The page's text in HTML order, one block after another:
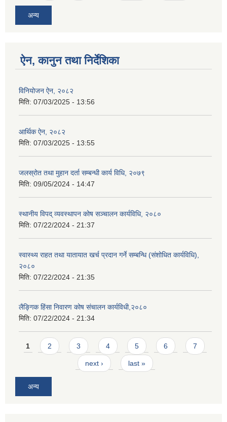
अन्य
ऐन, कानुन तथा निर्देशिका
विनियोजन ऐन, २०८२
मिति: 07/03/2025 - 13:56
आर्थिक ऐन, २०८२
मिति: 07/03/2025 - 13:55
जलस्रोत तथा मुहान दर्ता सम्बन्धी कार्य विधि, २०७९
मिति: 09/05/2024 - 14:47
स्थानीय विपद् व्यवस्थापन कोष सञ्चालन कार्यविधि, २०८०
मिति: 07/22/2024 - 21:37
स्वास्थ्य राहत तथा यातायात खर्च प्रदान गर्ने सम्बन्धि (संशोधित कार्यविधि),
२०८०
मिति: 07/22/2024 - 21:35
लैङ्गिक हिंसा निवारण कोष संचालन कार्यविधी,२०८०
मिति: 07/22/2024 - 21:34
Pages
1 2 3 4 5 6 7
next › last »
अन्य